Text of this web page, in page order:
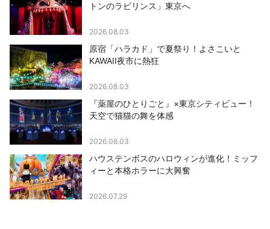
トンのラビリンス」東京へ
2026.08.03
原宿「ハラカド」で夏祭り！よさこいと
KAWAII夜市に熱狂
2026.08.03
『薬屋のひとりごと』×東京シティビュー！
天空で猫猫の舞を体感
2026.08.03
ハウステンボスのハロウィンが進化！ミッフ
ィーと本格ホラーに大興奮
2026.07.29